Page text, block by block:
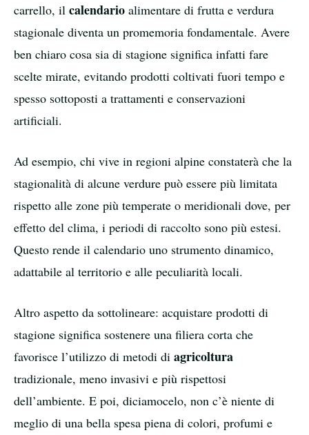
carrello, il calendario alimentare di frutta e verdura
stagionale diventa un promemoria fondamentale. Avere
ben chiaro cosa sia di stagione significa infatti fare
scelte mirate, evitando prodotti coltivati fuori tempo e
spesso sottoposti a trattamenti e conservazioni
artificiali.
Ad esempio, chi vive in regioni alpine constaterà che la
stagionalità di alcune verdure può essere più limitata
rispetto alle zone più temperate o meridionali dove, per
effetto del clima, i periodi di raccolto sono più estesi.
Questo rende il calendario uno strumento dinamico,
adattabile al territorio e alle peculiarità locali.
Altro aspetto da sottolineare: acquistare prodotti di
stagione significa sostenere una filiera corta che
favorisce l’utilizzo di metodi di agricoltura
tradizionale, meno invasivi e più rispettosi
dell’ambiente. E poi, diciamocelo, non c’è niente di
meglio di una bella spesa piena di colori, profumi e